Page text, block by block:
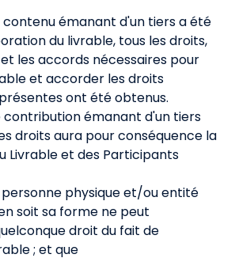
contenu émanant d'un tiers a été
du livrable, tous les droits,
les accords nécessaires pour
et accorder les droits
ont été obtenus.
contribution émanant d'un tiers
droits aura pour conséquence la
Livrable et des Participants
physique et/ou entité
soit sa forme ne peut
droit du fait de
; et que